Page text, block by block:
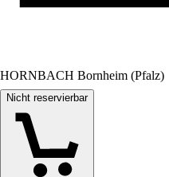
HORNBACH Bornheim (Pfalz)
Nicht reservierbar